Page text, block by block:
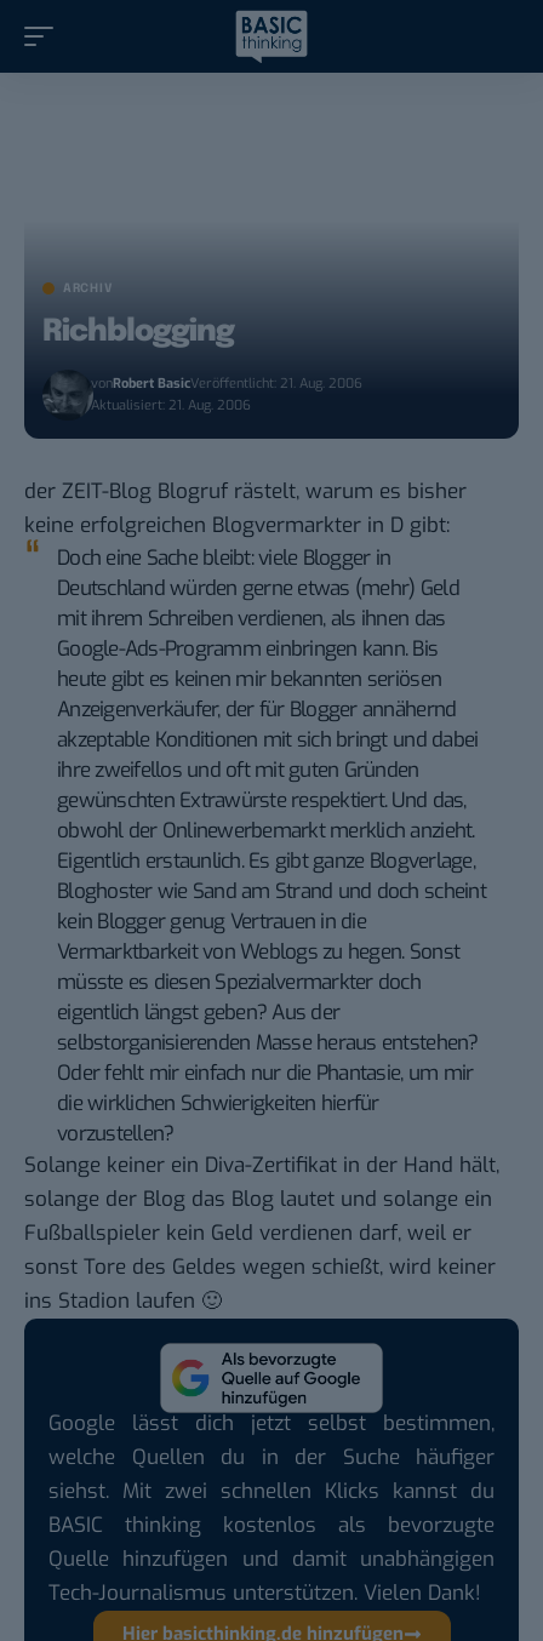
ARCHIV
Richblogging
vonRobert BasicVeröffentlicht: 21. Aug. 2006
Aktualisiert: 21. Aug. 2006
der ZEIT-Blog Blogruf rästelt, warum es bisher
keine erfolgreichen Blogvermarkter in D gibt:
Doch eine Sache bleibt: viele Blogger in
Deutschland würden gerne etwas (mehr) Geld
mit ihrem Schreiben verdienen, als ihnen das
Google-Ads-Programm einbringen kann. Bis
heute gibt es keinen mir bekannten seriösen
Anzeigenverkäufer, der für Blogger annähernd
akzeptable Konditionen mit sich bringt und dabei
ihre zweifellos und oft mit guten Gründen
gewünschten Extrawürste respektiert. Und das,
obwohl der Onlinewerbemarkt merklich anzieht.
Eigentlich erstaunlich. Es gibt ganze Blogverlage,
Bloghoster wie Sand am Strand und doch scheint
kein Blogger genug Vertrauen in die
Vermarktbarkeit von Weblogs zu hegen. Sonst
müsste es diesen Spezialvermarkter doch
eigentlich längst geben? Aus der
selbstorganisierenden Masse heraus entstehen?
Oder fehlt mir einfach nur die Phantasie, um mir
die wirklichen Schwierigkeiten hierfür
vorzustellen?
Solange keiner ein Diva-Zertifikat in der Hand hält,
solange der Blog das Blog lautet und solange ein
Fußballspieler kein Geld verdienen darf, weil er
sonst Tore des Geldes wegen schießt, wird keiner
ins Stadion laufen 🙂
Google lässt dich jetzt selbst bestimmen,
welche Quellen du in der Suche häufiger
siehst. Mit zwei schnellen Klicks kannst du
BASIC thinking kostenlos als bevorzugte
Quelle hinzufügen und damit unabhängigen
Tech-Journalismus unterstützen. Vielen Dank!
Hier basicthinking.de hinzufügen